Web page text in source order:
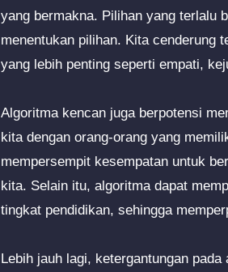
yang bermakna. Pilihan yang terlalu
menentukan pilihan. Kita cenderung
yang lebih penting seperti empati,
Algoritma kencan juga berpotensi
kita dengan orang-orang yang
mempersempit kesempatan untuk
kita. Selain itu, algoritma dapat
tingkat pendidikan, sehingga
Lebih jauh lagi, ketergantungan